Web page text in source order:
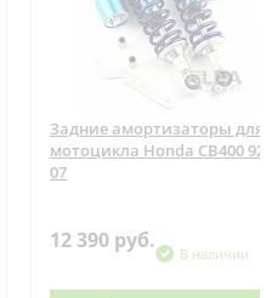
Задние амортизаторы для
мотоцикла Honda CB400 92-
07
12 390 руб.
В наличии